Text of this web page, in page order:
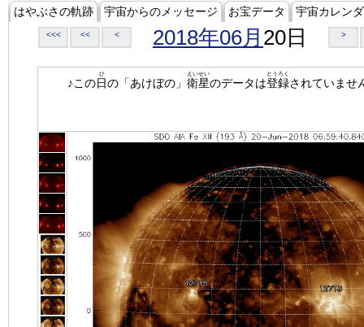
はやぶさの軌跡 宇宙からのメッセージ お宝データ 宇宙カレン
<<< << < 2018年06月 20日 >
♪この日
ひ
の「あけぼの」 衛星
えいせい
のデータは登録
とうろく
されていませ